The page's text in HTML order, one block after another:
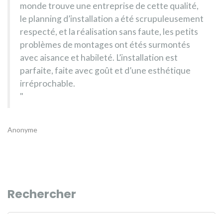
monde trouve une entreprise de cette qualité,
le planning d’installation a été scrupuleusement
respecté, et la réalisation sans faute, les petits
problèmes de montages ont étés surmontés
avec aisance et habileté. L’installation est
parfaite, faite avec goût et d’une esthétique
irréprochable.
Anonyme
Rechercher